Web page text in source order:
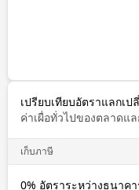
เปรียบเทียบอัตราแลกเ
ค่าเผื่อทั่วไปของตลาดแ
เก็บภาษี
0% อัตราระหว่างธนาคา